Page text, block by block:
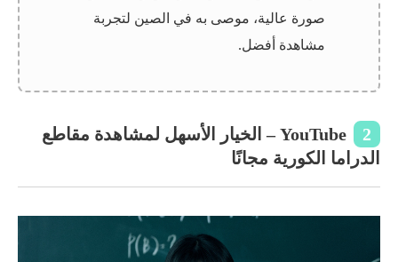
صورة عالية، موصى به في الصين لتجربة
مشاهدة أفضل.
2
YouTube – الخيار الأسهل لمشاهدة مقاطع
الدراما الكورية مجانًا